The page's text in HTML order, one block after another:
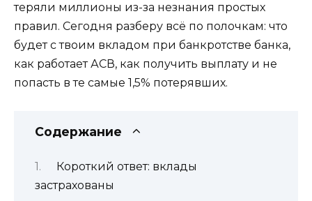
теряли миллионы из-за незнания простых
правил. Сегодня разберу всё по полочкам: что
будет с твоим вкладом при банкротстве банка,
как работает АСВ, как получить выплату и не
попасть в те самые 1,5% потерявших.
Содержание
Короткий ответ: вклады
застрахованы